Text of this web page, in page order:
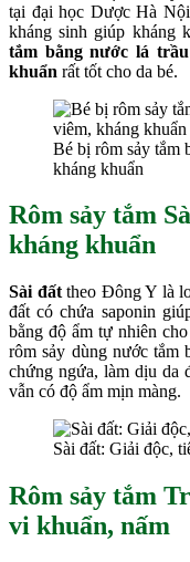
tại đại học Dược Hà
kháng sinh giúp kháng
tắm bằng nước lá
khuẩn rất tốt cho da bé.
Bé bị rôm sảy tắm
kháng khuẩn
Rôm sảy tắm
kháng khuẩn
Sài đấttheo Đông Y là
đất có chứa saponin
bằng độ ẩm tự nhiên
rôm sảy dùng nước tắm
chứng ngứa, làm dịu da
vẫn có độ ẩm mịn màng.
Sài đất: Giải độc,
Rôm sảy tắm
vi khuẩn, nấm